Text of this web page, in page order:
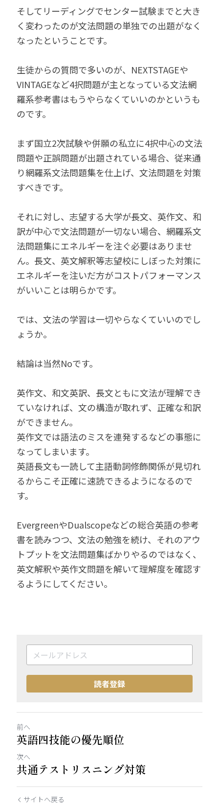
そしてリーディングでセンター試験までと大き
く変わったのが文法問題の単独での出題がなく
なったということです。
生徒からの質問で多いのが、NEXTSTAGEや
VINTAGEなど4択問題が主となっている文法網
羅系参考書はもうやらなくていいのかというも
のです。
まず国立2次試験や併願の私立に4択中心の文法
問題や正誤問題が出題されている場合、従来通
り網羅系文法問題集を仕上げ、文法問題を対策
すべきです。
それに対し、志望する大学が長文、英作文、和
訳が中心で文法問題が一切ない場合、網羅系文
法問題集にエネルギーを注ぐ必要はありませ
ん。長文、英文解釈等志望校にしぼった対策に
エネルギーを注いだ方がコストパフォーマンス
がいいことは明らかです。
では、文法の学習は一切やらなくていいのでし
ょうか。
結論は当然Noです。
英作文、和文英訳、長文ともに文法が理解でき
ていなければ、文の構造が取れず、正確な和訳
ができません。
英作文では語法のミスを連発するなどの事態に
なってしまいます。
英語長文も一読して主語動詞修飾関係が見切れ
るからこそ正確に速読できるようになるので
す。
EvergreenやDualscopeなどの総合英語の参考
書を読みつつ、文法の勉強を続け、それのアウ
トプットを文法問題集ばかりやるのではなく、
英文解釈や英作文問題を解いて理解度を確認す
るようにしてください。
読者登録
前へ
英語四技能の優先順位
次へ
共通テストリスニング対策
サイトへ戻る